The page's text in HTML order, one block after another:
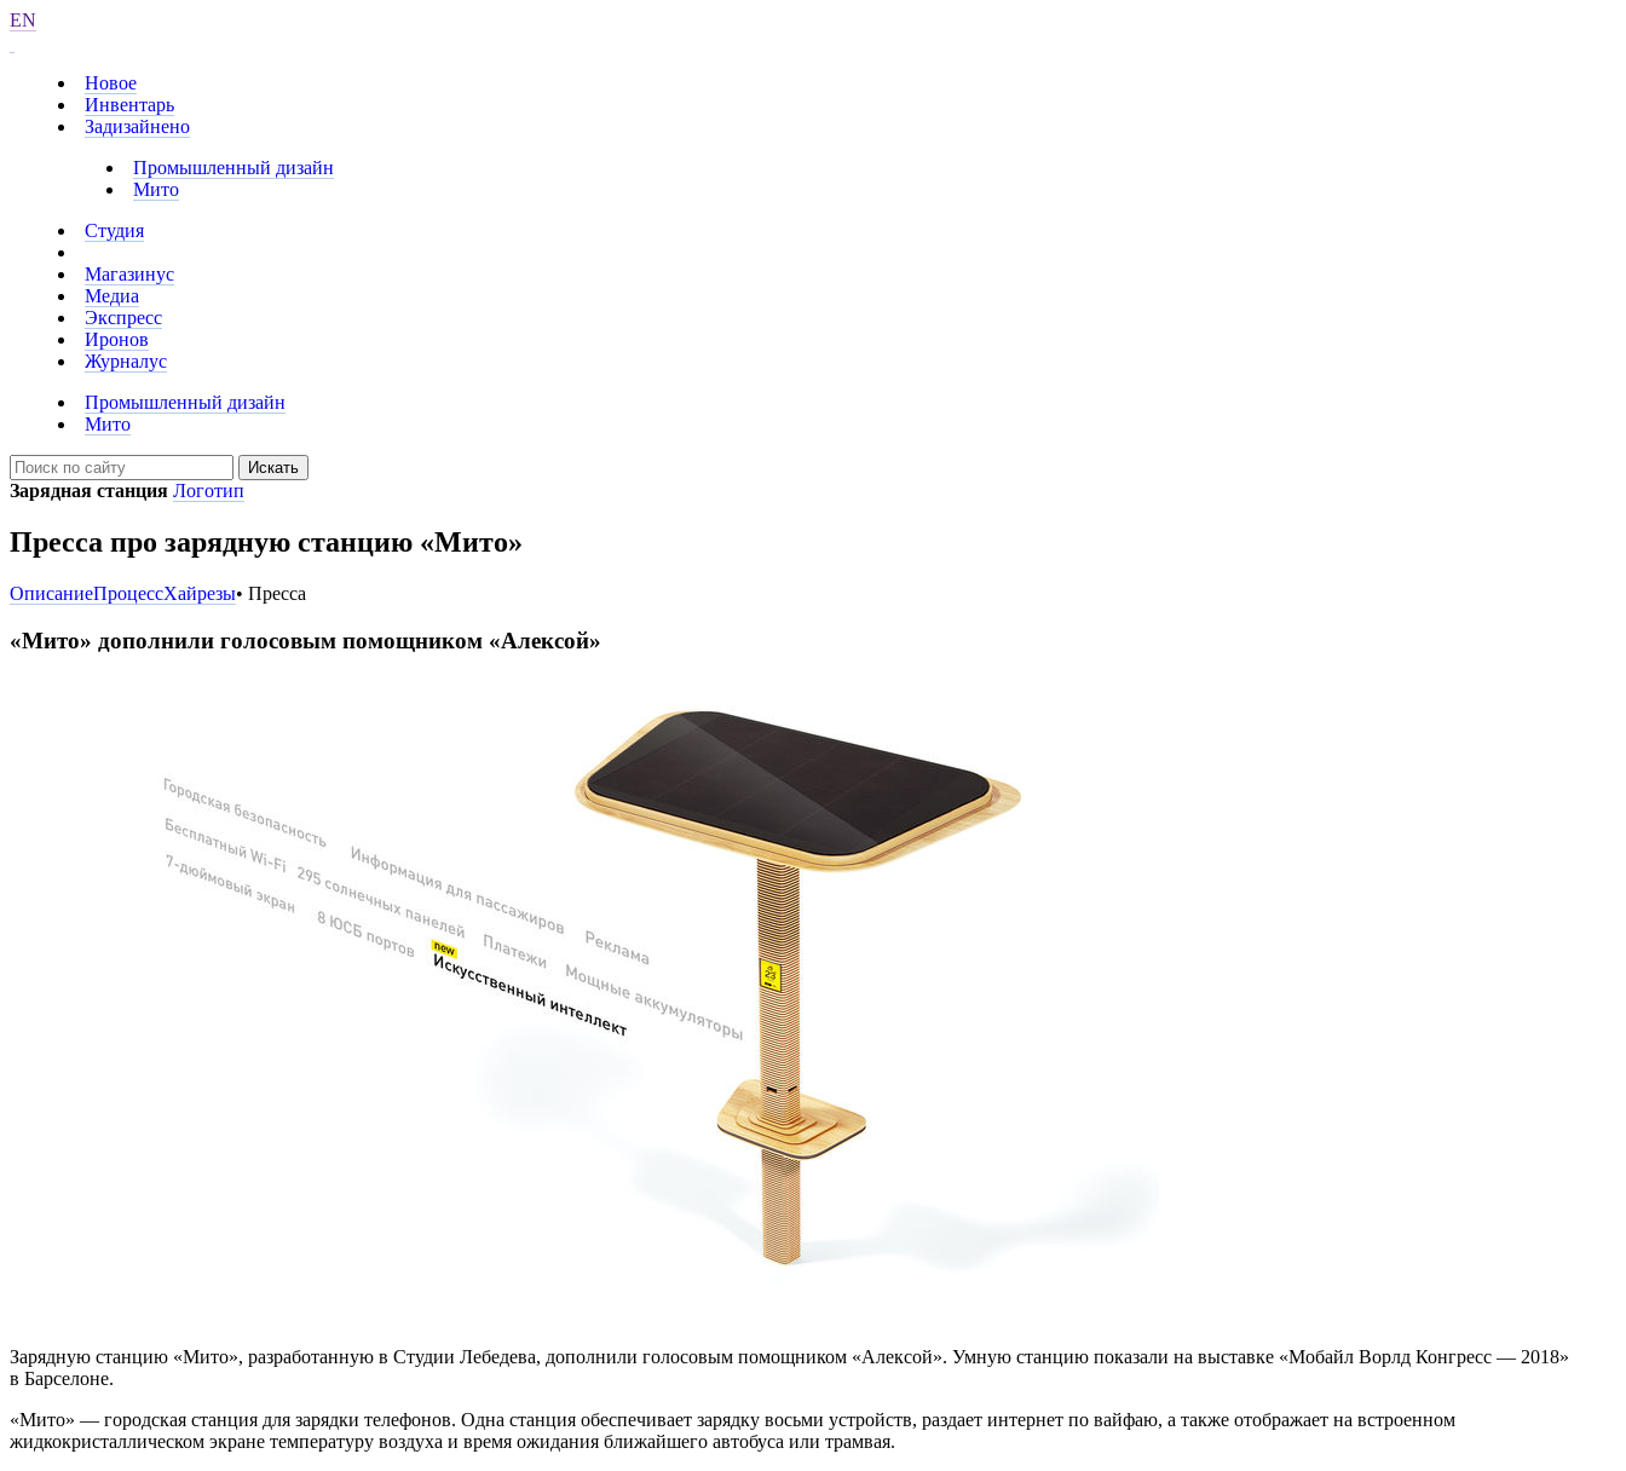
EN
Новое
Инвентарь
Задизайнено
Промышленный дизайн
Мито
Студия
Магазинус
Медиа
Экспресс
Иронов
Журналус
Промышленный дизайн
Мито
Искать
Зарядная станция Логотип
Пресса про зарядную станцию «Мито»
ОписаниеПроцессХайрезы• Пресса
«Мито» дополнили голосовым помощником «Алексой»
Зарядную станцию «Мито», разработанную в Студии Лебедева, дополнили голосовым помощником «Алексой». Умную станцию показали на выставке «Мобайл Ворлд Конгресс — 2018»
в Барселоне.
«Мито» — городская станция для зарядки телефонов. Одна станция обеспечивает зарядку восьми устройств, раздает интернет по вайфаю, а также отображает на встроенном
жидкокристаллическом экране температуру воздуха и время ожидания ближайшего автобуса или трамвая.